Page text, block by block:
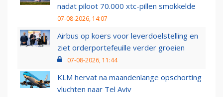
nadat piloot 70.000 xtc-pillen smokkelde
07-08-2026, 14:07
Airbus op koers voor leverdoelstelling en
ziet orderportefeuille verder groeien
07-08-2026, 11:44
KLM hervat na maandenlange opschorting
vluchten naar Tel Aviv